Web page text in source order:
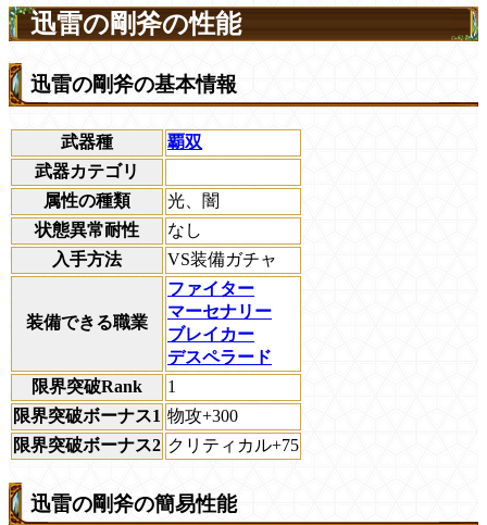
迅雷の剛斧の性能
迅雷の剛斧の基本情報
武器種
覇双
武器カテゴリ
属性の種類
光、闇
状態異常耐性
なし
入手方法
VS装備ガチャ
装備できる職業
ファイター
マーセナリー
ブレイカー
デスペラード
限界突破Rank
1
限界突破ボーナス1 物攻+300
限界突破ボーナス2 クリティカル+75
迅雷の剛斧の簡易性能